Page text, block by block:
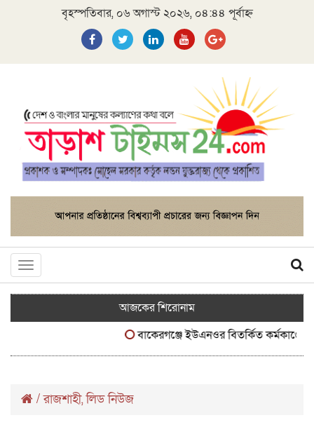
বৃহস্পতিবার, ০৬ অগাস্ট ২০২৬, ০৪:৪৪ পূর্বাহ্ন
Toggle
navigation
আজকের শিরোনাম
বাকেরগঞ্জে ইউএনওর বিতর্কিত কর্মকাণ্ডে
/রাজশাহী,লিড নিউজ